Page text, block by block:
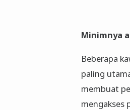
Minimnya
Beberapa
paling
membuat
mengakses